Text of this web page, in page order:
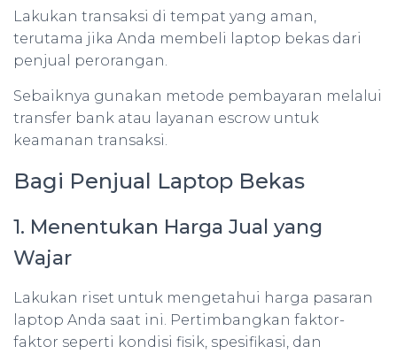
Lakukan transaksi di tempat yang aman,
terutama jika Anda membeli laptop bekas dari
penjual perorangan.
Sebaiknya gunakan metode pembayaran melalui
transfer bank atau layanan escrow untuk
keamanan transaksi.
Bagi Penjual Laptop Bekas
1. Menentukan Harga Jual yang
Wajar
Lakukan riset untuk mengetahui harga pasaran
laptop Anda saat ini. Pertimbangkan faktor-
faktor seperti kondisi fisik, spesifikasi, dan